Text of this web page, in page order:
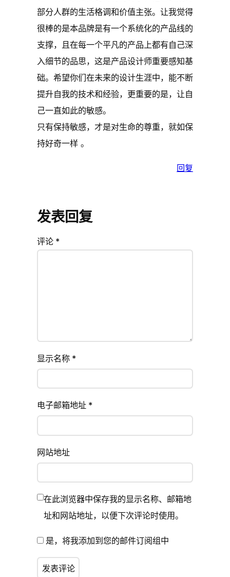
部分人群的生活格调和价值主张。让我觉得
很棒的是本品牌是有一个系统化的产品线的
支撑，且在每一个平凡的产品上都有自己深
入细节的品思，这是产品设计师重要感知基
础。希望你们在未来的设计生涯中，能不断
提升自我的技术和经验，更重要的是，让自
己一直如此的敏感。
只有保持敏感，才是对生命的尊重，就如保
持好奇一样 。
回复
发表回复
评论 *
显示名称 *
电子邮箱地址 *
网站地址
在此浏览器中保存我的显示名称、邮箱地
址和网站地址，以便下次评论时使用。
是，将我添加到您的邮件订阅组中